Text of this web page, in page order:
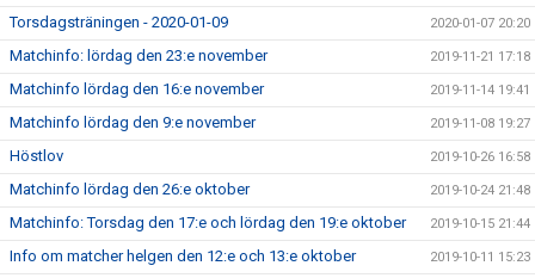
Torsdagsträningen - 2020-01-09 2020-01-07 20:20
Matchinfo: lördag den 23:e november 2019-11-21 17:18
Matchinfo lördag den 16:e november 2019-11-14 19:41
Matchinfo lördag den 9:e november 2019-11-08 19:27
Höstlov 2019-10-26 16:58
Matchinfo lördag den 26:e oktober 2019-10-24 21:48
Matchinfo: Torsdag den 17:e och lördag den 19:e oktober 2019-10-15 21:44
Info om matcher helgen den 12:e och 13:e oktober 2019-10-11 15:23